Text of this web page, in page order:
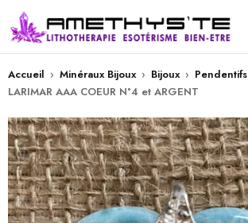
Accueil › Minéraux Bijoux › Bijoux › Pendentifs
LARIMAR AAA COEUR N°4 et ARGENT